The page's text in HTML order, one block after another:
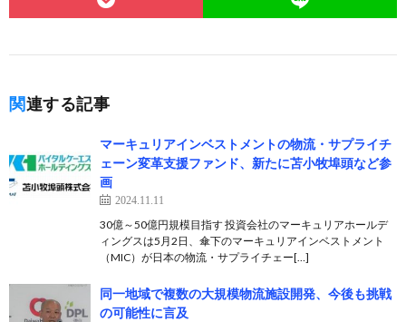
関連する記事
マーキュリアインベストメントの物流・サプライチ
ェーン変革支援ファンド、新たに苫小牧埠頭など参
画
2024.11.11
30億～50億円規模目指す 投資会社のマーキュリアホールデ
ィングスは5月2日、傘下のマーキュリアインベストメント
（MIC）が日本の物流・サプライチェー[…]
同一地域で複数の大規模物流施設開発、今後も挑戦
の可能性に言及